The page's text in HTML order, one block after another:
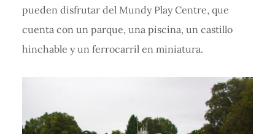
pueden disfrutar del Mundy Play Centre, que
cuenta con un parque, una piscina, un castillo
hinchable y un ferrocarril en miniatura.